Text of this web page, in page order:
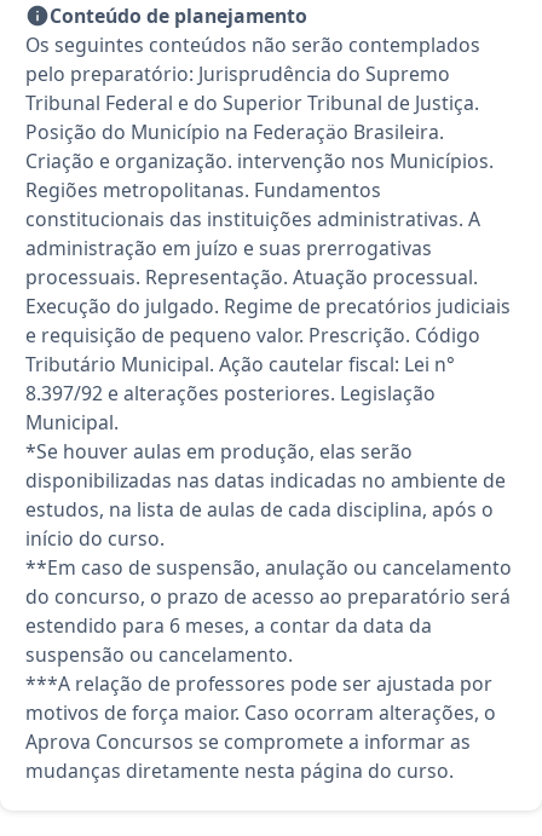
Conteúdo de planejamento
Os seguintes conteúdos não serão contemplados
pelo preparatório: Jurisprudência do Supremo
Tribunal Federal e do Superior Tribunal de Justiça.
Posição do Município na Federaçäo Brasileira.
Criação e organização. intervenção nos Municípios.
Regiões metropolitanas. Fundamentos
constitucionais das instituições administrativas. A
administração em juízo e suas prerrogativas
processuais. Representação. Atuação processual.
Execução do julgado. Regime de precatórios judiciais
e requisição de pequeno valor. Prescrição. Código
Tributário Municipal. Ação cautelar fiscal: Lei n°
8.397/92 e alterações posteriores. Legislação
Municipal.
*Se houver aulas em produção, elas serão
disponibilizadas nas datas indicadas no ambiente de
estudos, na lista de aulas de cada disciplina, após o
início do curso.
**Em caso de suspensão, anulação ou cancelamento
do concurso, o prazo de acesso ao preparatório será
estendido para 6 meses, a contar da data da
suspensão ou cancelamento.
***A relação de professores pode ser ajustada por
motivos de força maior. Caso ocorram alterações, o
Aprova Concursos se compromete a informar as
mudanças diretamente nesta página do curso.